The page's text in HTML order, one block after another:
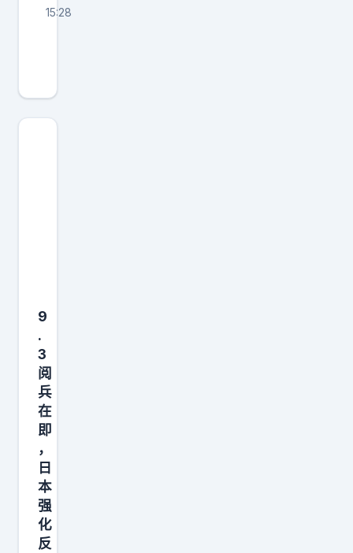
15:28
国
出
了
，
滞
空
菱
形
机
！
成
飞
J
9
.
3
阅
兵
在
即
，
日
本
强
化
反